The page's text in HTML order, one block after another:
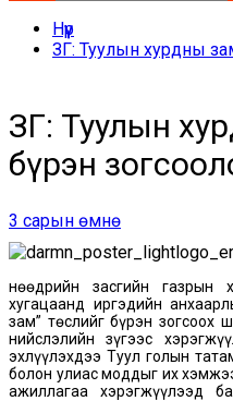
Нүүр
ЗГ: Туулын хурдны
ЗГ: Туулын
бүрэн
3 сарын өмнө
Өнөөдрийн засгийн газрын
хугацаанд иргэдийн
зам” төслийг бүрэн зогсоох
нийслэлийн зүгээс
эхлүүлэхдээ Туул голын
болон улиас моддыг их
ажиллагаа хэрэгжүүлээд